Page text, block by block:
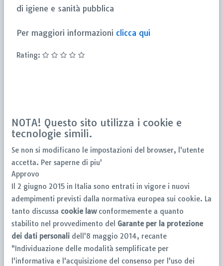
di igiene e sanità pubblica
Per maggiori informazioni clicca qui
Rating:
NOTA! Questo sito utilizza i cookie e
tecnologie simili.
Se non si modificano le impostazioni del browser, l'utente
accetta. Per saperne di piu'
Approvo
Il 2 giugno 2015 in Italia sono entrati in vigore i nuovi
adempimenti previsti dalla normativa europea sui cookie. La
tanto discussa cookie lawconformemente a quanto
stabilito nel provvedimento del Garante per la protezione
dei dati personali dell'8 maggio 2014, recante
"Individuazione delle modalità semplificate per
l'informativa e l'acquisizione del consenso per l'uso dei